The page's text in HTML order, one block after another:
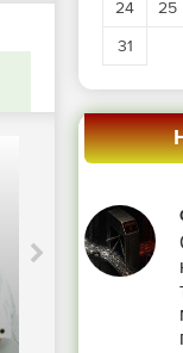
«Блог
24
25
31